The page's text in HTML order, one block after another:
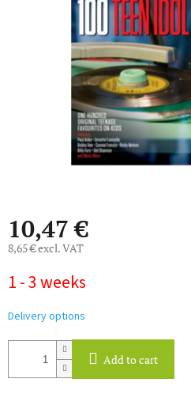
10,47 €
8,65 € excl. VAT
price:
1 - 3 weeks
Delivery options
Add to cart